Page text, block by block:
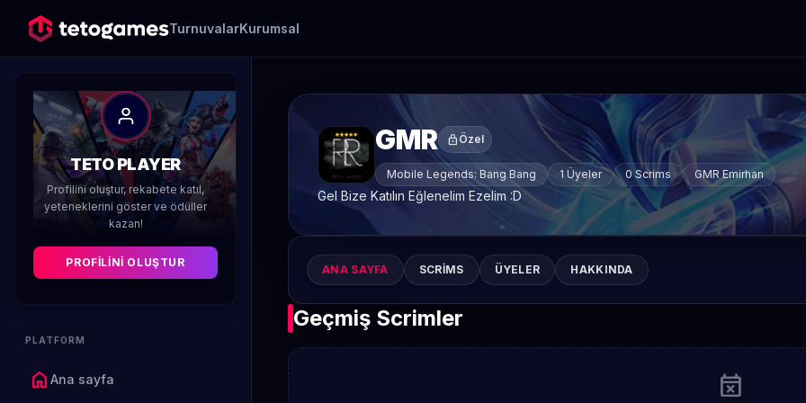
TurnuvalarKurumsal
TETO PLAYER
Profilini oluştur, rekabete katıl,
yeteneklerini göster ve ödüller
kazan!
PROFILINI OLUŞTUR
PLATFORM
home Ana sayfa
GMR lock Özel
Mobile Legends: Bang Bang 1 Üyeler 0 Scrims GMR Emirhan
Gel Bize Katılın Eğlenelim Ezelim :D
ANA SAYFA SCRIMS ÜYELER HAKKINDA
Geçmiş Scrimler
event_busy